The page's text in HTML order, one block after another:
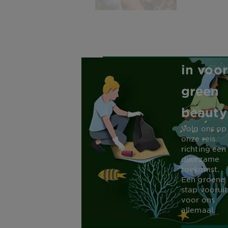
in voor
green
beauty
Volg ons op
onze reis
richting een
duurzame
toekomst.
Een groene
stap vooruit
voor ons
allemaal.